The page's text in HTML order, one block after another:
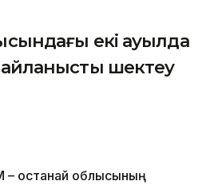
екі ауылда
шектеу
Қостанай облысының